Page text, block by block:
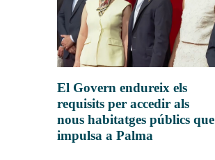
El Govern endureix els
requisits per accedir als
nous habitatges públics que
impulsa a Palma